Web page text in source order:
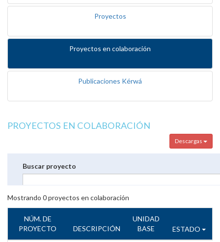
Proyectos
Proyectos en colaboración
Publicaciones Kérwá
PROYECTOS EN COLABORACIÓN
Descargas
Buscar proyecto
Mostrando 0proyectos en colaboración
NÚM. DE
PROYECTO
DESCRIPCIÓN
UNIDAD
BASE
ESTADO